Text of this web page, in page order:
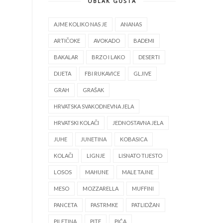
AJME KOLIKO NAS JE ANANAS
ARTIČOKE AVOKADO BADEMI
BAKALAR BRZO I LAKO DESERTI
DIJETA FBI RUKAVICE GLJIVE
GRAH GRAŠAK
HRVATSKA SVAKODNEVNA JELA
HRVATSKI KOLAČI JEDNOSTAVNA JELA
JUHE JUNETINA KOBASICA
KOLAČI LIGNJE LISNATO TIJESTO
LOSOS MAHUNE MALE TAJNE
MESO MOZZARELLA MUFFINI
PANCETA PASTRMKE PATLIDŽAN
PILETINA PITE PIĆA